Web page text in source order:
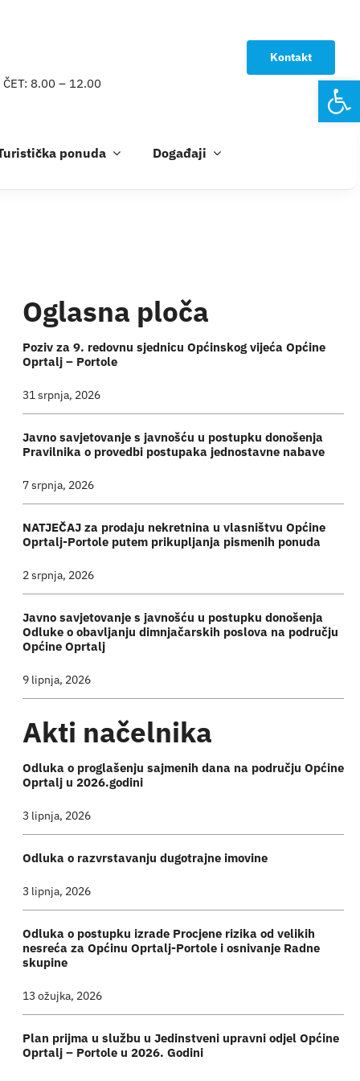
8.00 – 12.00
Kontakt
ponuda Događaji
Oglasna ploča
Poziv za 9. redovnu sjednicu Općinskog vijeća Općine
Oprtalj – Portole
31 srpnja, 2026
Javno savjetovanje s javnošću u postupku donošenja
Pravilnika o provedbi postupaka jednostavne nabave
7 srpnja, 2026
NATJEČAJ za prodaju nekretnina u vlasništvu Općine
Oprtalj-Portole putem prikupljanja pismenih ponuda
2 srpnja, 2026
Javno savjetovanje s javnošću u postupku donošenja
Odluke o obavljanju dimnjačarskih poslova na području
Općine Oprtalj
9 lipnja, 2026
Akti načelnika
Odluka o proglašenju sajmenih dana na području Općine
Oprtalj u 2026.godini
3 lipnja, 2026
Odluka o razvrstavanju dugotrajne imovine
3 lipnja, 2026
Odluka o postupku izrade Procjene rizika od velikih
nesreća za Općinu Oprtalj-Portole i osnivanje Radne
skupine
13 ožujka, 2026
Plan prijma u službu u Jedinstveni upravni odjel Općine
Oprtalj – Portole u 2026. Godini